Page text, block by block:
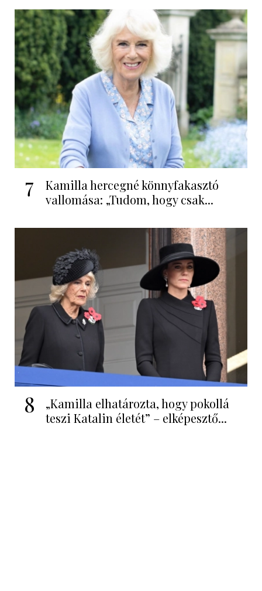
7
Kamilla hercegné könnyfakasztó
vallomása: „Tudom, hogy csak...
8
„Kamilla elhatározta, hogy pokollá
teszi Katalin életét” – elképesztő...